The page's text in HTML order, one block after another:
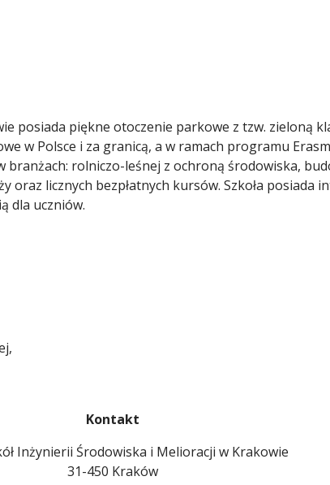
posiada piękne otoczenie parkowe z tzw. zieloną
w Polsce i za granicą, a w ramach programu
branżach: rolniczo-leśnej z ochroną środowiska,
licznych bezpłatnych kursów. Szkoła posiada
dla uczniów.
Kontakt
Inżynierii Środowiska i Melioracji w Krakowie
31-450 Kraków